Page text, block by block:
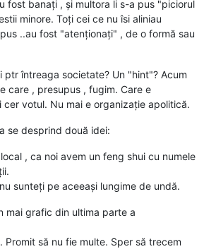
fost banați , și multora li s-a pus "piciorul
minore. Toți cei ce nu îsi aliniau
..au fost "atenționați" , de o formă sau
ptr întreaga societate? Un "hint"? Acum
care , presupus , fugim. Care e
cer votul. Nu mai e organizație apolitică.
se desprind două idei:
, ca noi avem un feng shui cu numele
sunteți pe aceeași lungime de undă.
mai grafic din ultima parte a
Promit să nu fie multe. Sper să trecem